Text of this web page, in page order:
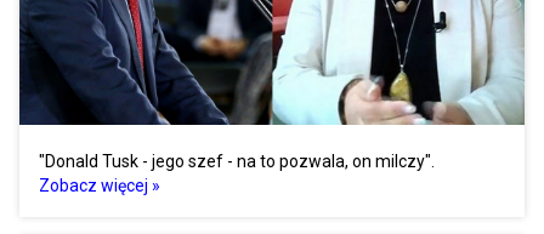
"Donald Tusk - jego szef - na to pozwala, on milczy".
Zobacz więcej »